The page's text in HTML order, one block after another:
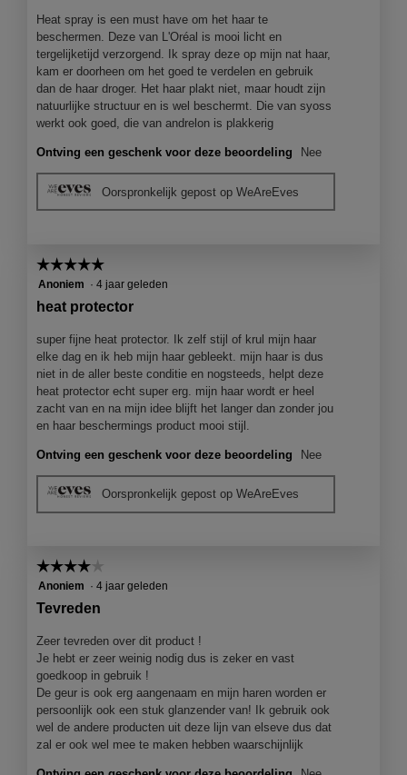
sterren.
Heat spray is een must have om het haar te
beschermen. Deze van L'Oréal is mooi licht en
tergelijketijd verzorgend. Ik spray deze op mijn nat haar,
kam er doorheen om het goed te verdelen en gebruik
dan de haar droger. Het haar plakt niet, maar houdt zijn
natuurlijke structuur en is wel beschermt. Die van syoss
werkt ook goed, die van andrelon is plakkerig
Ontving een geschenk voor deze beoordeling Nee
Oorspronkelijk gepost op WeAreEves
☆☆☆☆☆
☆☆☆☆☆
5
sterren.
Anoniem · 4 jaar geleden
heat protector
super fijne heat protector. Ik zelf stijl of krul mijn haar
elke dag en ik heb mijn haar gebleekt. mijn haar is dus
niet in de aller beste conditie en nogsteeds, helpt deze
heat protector echt super erg. mijn haar wordt er heel
zacht van en na mijn idee blijft het langer dan zonder jou
en haar beschermings product mooi stijl.
Ontving een geschenk voor deze beoordeling Nee
Oorspronkelijk gepost op WeAreEves
☆☆☆☆☆
☆☆☆☆☆
4
sterren.
Anoniem · 4 jaar geleden
Tevreden
Zeer tevreden over dit product !
Je hebt er zeer weinig nodig dus is zeker en vast
goedkoop in gebruik !
De geur is ook erg aangenaam en mijn haren worden er
persoonlijk ook een stuk glanzender van! Ik gebruik ook
wel de andere producten uit deze lijn van elseve dus dat
zal er ook wel mee te maken hebben waarschijnlijk